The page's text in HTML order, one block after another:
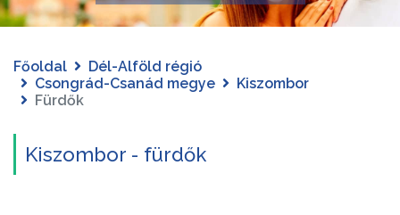
Főoldal
Dél-Alföld régió
Csongrád-Csanád megye
Kiszombor
Fürdők
Kiszombor - fürdők